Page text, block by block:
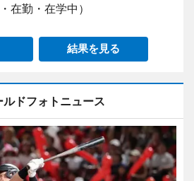
在勤・在学中）
結果を見る
ルドフォトニュース